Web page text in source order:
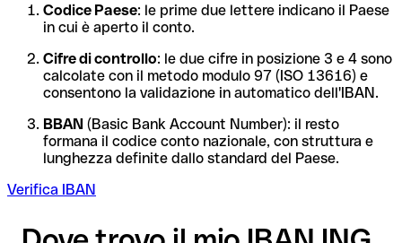
Codice Paese: le prime due lettere indicano il Paese
in cui è aperto il conto.
Cifre di controllo: le due cifre in posizione 3 e 4 sono
calcolate con il metodo modulo 97 (ISO 13616) e
consentono la validazione in automatico dell'IBAN.
BBAN (Basic Bank Account Number): il resto
formana il codice conto nazionale, con struttura e
lunghezza definite dallo standard del Paese.
Verifica IBAN